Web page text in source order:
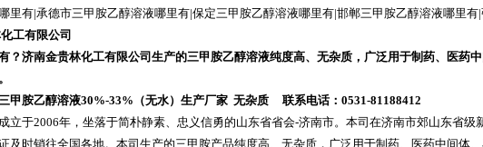
里有|承德市三甲胺乙醇溶液哪里有|保定三甲胺乙醇溶液哪里有|邯郸三甲胺乙醇溶液哪里有
工有限公司
？济南金贵林化工有限公司生产的三甲胺乙醇溶液纯度高、无杂质，广泛用于制药、医药
甲胺乙醇溶液30%-33%（无水）生产厂家 无杂质 联系电话：0531-81188412
立于2006年，坐落于简朴静素、忠义信勇的山东省省会-济南市。本司在济南市郊山东省级
及时销往全国各地。本司生产的三甲胺产品纯度高、无杂质，广泛用于制药、医药中间体